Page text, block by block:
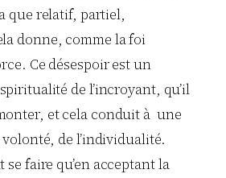
que relatif, partiel,
donne, comme la foi
Ce désespoir est un
de l’incroyant, qu’il
et cela conduit à une
de l’individualité.
faire qu’en acceptant la